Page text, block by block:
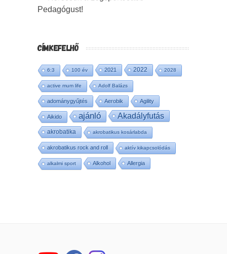
Pedagógust!
CÍMKEFELHŐ
6:3 100 év 2021 2022 2028
active mum life Adolf Balázs
adománygyűjtés Aerobik Agility
Aikido ajánló Akadályfutás
akrobatika akrobatikus kosárlabda
akrobatikus rock and roll aktív kikapcsolódás
alkalmi sport Alkohol Allergia